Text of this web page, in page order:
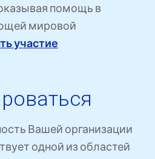
помощь в
мировой
участие
Вашей организации
одной из областей